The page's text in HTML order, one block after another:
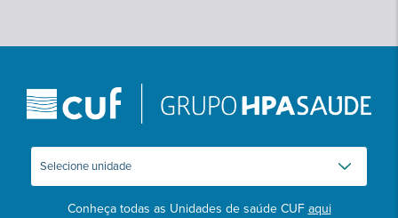
Conheça todas as Unidades de saúde CUF aqui